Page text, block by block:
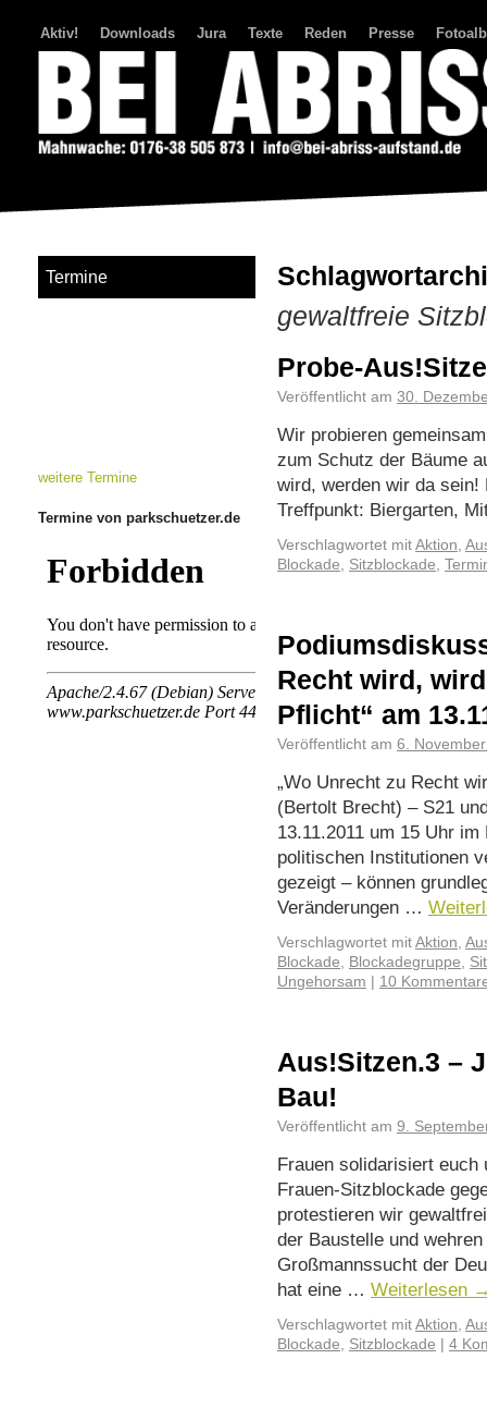
Aktiv! Downloads Jura Texte Reden Presse
gewaltfreie
Probe-
Veröffentlicht am 30.
Wir probieren
zum Schutz der Bäume
wird, werden wir da
Treffpunkt: Biergarten,
Verschlagwortet mit Aktion,
Blockade, Sitzblockade,
Recht wird,
Pflicht“ am
Veröffentlicht am 6.
„Wo Unrecht zu Recht
(Bertolt Brecht) – S21
13.11.2011 um 15 Uhr
politischen Institutionen
gezeigt – können
Veränderungen …
Verschlagwortet mit Aktion,
Blockade, Blockadegruppe,
Ungehorsam
10
Aus!Sitzen.3 –
Bau!
Veröffentlicht am 9.
Frauen solidarisiert euch
Frauen-Sitzblockade
protestieren wir
der Baustelle und
Großmannssucht der
hat eine … Weiterlesen
Verschlagwortet mit Aktion,
Blockade, Sitzblockade 4
Termine
weitere Termine
Termine von parkschuetzer.de